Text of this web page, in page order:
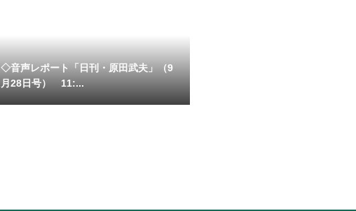
◇音声レポート「日刊・原田武夫」（9
月28日号） 11:...